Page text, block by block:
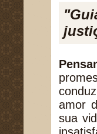
amor
sua